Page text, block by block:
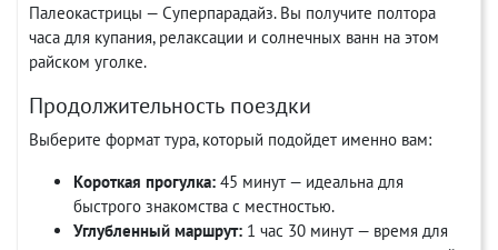
Палеокастрицы — Суперпарадайз. Вы получите полтора
часа для купания, релаксации и солнечных ванн на этом
райском уголке.
Продолжительность поездки
Выберите формат тура, который подойдет именно вам:
Короткая прогулка: 45 минут — идеальна для
быстрого знакомства с местностью.
Углубленный маршрут: 1 час 30 минут — время для